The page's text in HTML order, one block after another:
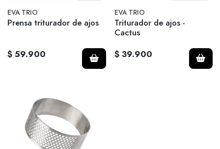
EVA TRIO
Prensa triturador de ajos
$ 59.900
EVA TRIO
Triturador de ajos -
Cactus
$ 39.900